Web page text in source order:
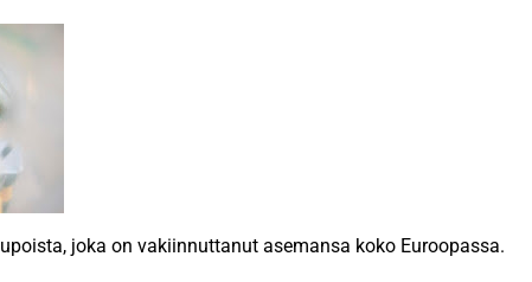
joka on vakiinnuttanut asemansa koko Euroopassa.